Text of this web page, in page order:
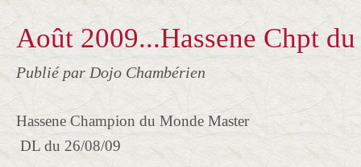
Août 2009...Hassene Chpt
Publié par Dojo Chambérien
Hassene Champion du Monde Master
DL du 26/08/09